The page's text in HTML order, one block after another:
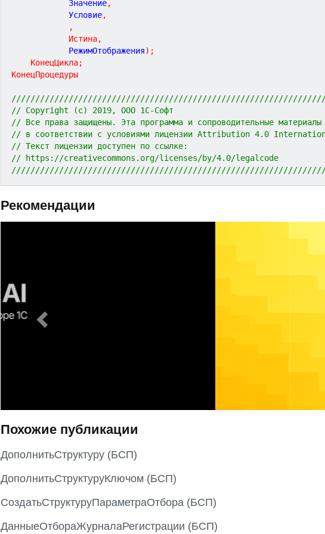
			Значение
,
			Условие
,
,
Истина,
			РежимОтображения
) ;
КонецЦикла;
КонецПроцедуры
// Copyright (c) 2019, ООО 1С-Софт
// Все права защищены. Эта программа и сопроводительные
// в соответствии с условиями лицензии Attribution 4.0
// Текст лицензии доступен по ссылке:
// https://creativecommons.org/licenses/by/4.0/legalcode
Рекомендации
o
u
Похожие публикации
ДополнитьСтруктуру (БСП)
ДополнитьСтруктуруКлючом (БСП)
СоздатьСтруктуруПараметраОтбора (БСП)
ДанныеОтбораЖурналаРегистрации (БСП)